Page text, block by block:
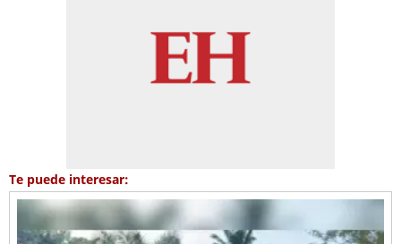
Te puede interesar: